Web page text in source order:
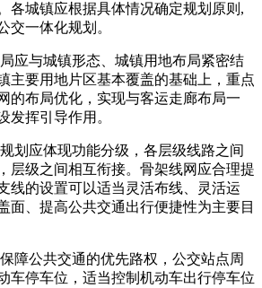
各城镇应根据具体情况确定规划原则,
交一体化规划。
应与城镇形态、城镇用地布局紧密结
主要用地片区基本覆盖的基础上，重点
的布局优化，实现与客运走廊布局一
发挥引导作用。
划应体现功能分级，各层级线路之间
层级之间相互衔接。骨架线网应合理提
线的设置可以适当灵活布线、灵活运
面、提高公共交通出行便捷性为主要目
障公共交通的优先路权，公交站点周
车停车位，适当控制机动车出行停车位